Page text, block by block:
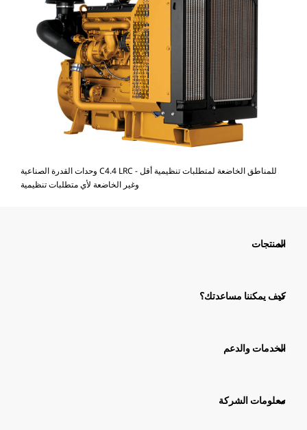
وحدات القدرة الصناعية C4.4 LRC - للمناطق الخاضعة لمتطلبات تنظيمية أقل
وغير الخاضعة لأي متطلبات تنظيمية
المنتجات
كيف يمكننا مساعدتك؟
الخدمات والدعم
معلومات الشركة